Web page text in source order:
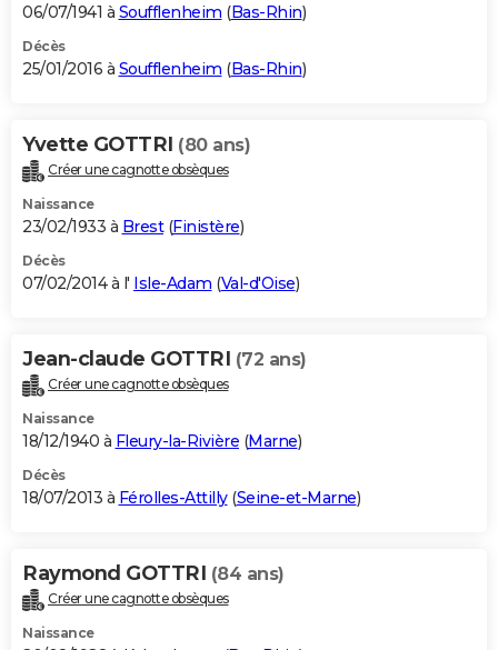
06/07/1941 à Soufflenheim (Bas-Rhin)
Décès
25/01/2016 à Soufflenheim (Bas-Rhin)
Yvette GOTTRI (80 ans)
Créer une cagnotte obsèques
Naissance
23/02/1933 à Brest(Finistère)
Décès
07/02/2014 à l' Isle-Adam (Val-d'Oise)
Jean-claude GOTTRI (72 ans)
Créer une cagnotte obsèques
Naissance
18/12/1940 à Fleury-la-Rivière (Marne)
Décès
18/07/2013 à Férolles-Attilly(Seine-et-Marne)
Raymond GOTTRI (84 ans)
Créer une cagnotte obsèques
Naissance